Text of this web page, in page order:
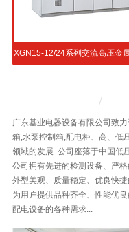
广东基业电器设备有限公司致
箱,水泵控制箱,配电柜、高、低
领域的发展. 公司座落于中国低
公司拥有先进的检测设备、严
外型美观、质量稳定、优良快
为用户提供品种齐全、性能优
配电设备的各种需求...